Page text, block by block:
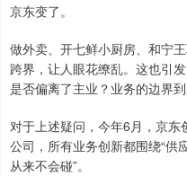
京东变了。
做外卖、开七鲜小厨房、和宁
跨界，让人眼花缭乱。这也引
是否偏离了主业？业务的边界
对于上述疑问，今年6月，京
公司，所有业务创新都围绕“供
从来不会碰”。